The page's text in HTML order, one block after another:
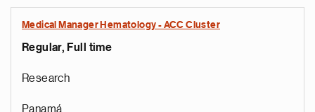
Medical Manager Hematology - ACC Cluster
Regular, Full time
Research
Panamá